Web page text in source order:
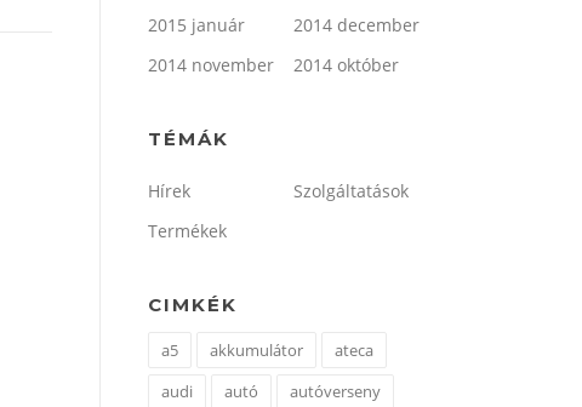
2015 január
2014 december
2014 november
2014 október
TÉMÁK
Hírek
Szolgáltatások
Termékek
CIMKÉK
a5 akkumulátor
ateca
audi
autó
autóverseny